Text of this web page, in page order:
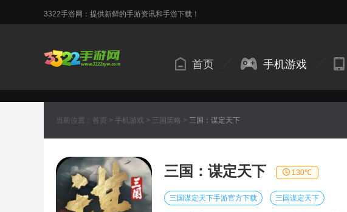
3322手游网：提供新鲜的手游资讯和手游下载！
首页 手机游戏
当前位置： 首页 > 手机游戏 > 三国策略 > 三国：谋定天下
三国：谋定天下 130℃
三国谋定天下手游官方下载 三国谋定天下